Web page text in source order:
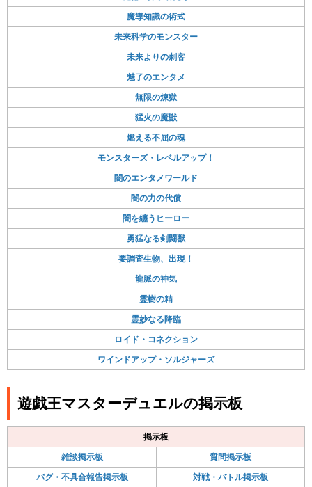
魔導知識の術式
未来科学のモンスター
未来よりの刺客
魅了のエンタメ
無限の煉獄
猛火の魔獣
燃える不屈の魂
モンスターズ・レベルアップ！
闇のエンタメワールド
闇の力の代償
闇を纏うヒーロー
勇猛なる剣闘獣
要調査生物、出現！
龍脈の神気
霊樹の精
霊妙なる降臨
ロイド・コネクション
ワインドアップ・ソルジャーズ
遊戯王マスターデュエルの掲示板
掲示板
雑談掲示板
質問掲示板
バグ・不具合報告掲示板
対戦・バトル掲示板